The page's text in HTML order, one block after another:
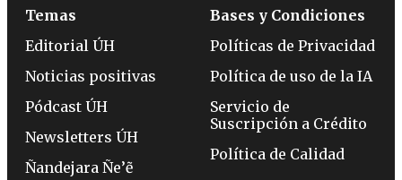
Temas
Editorial ÚH
Noticias positivas
Pódcast ÚH
Newsletters ÚH
Ñandejara Ñe’ẽ
Bases y Condiciones
Políticas de Privacidad
Política de uso de la IA
Servicio de
Suscripción a Crédito
Política de Calidad